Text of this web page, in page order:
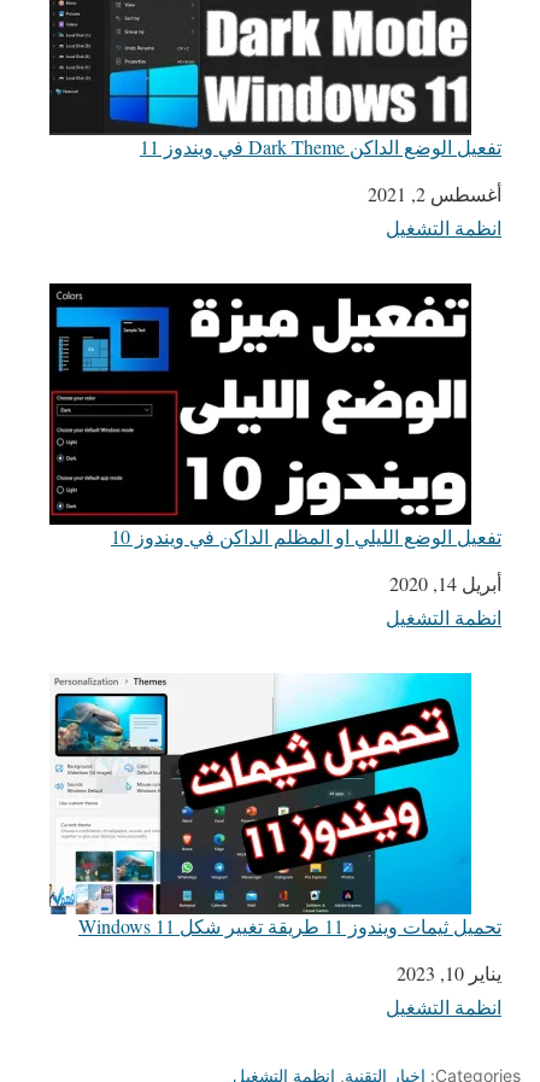
تفعيل الوضع الداكن Dark Theme في ويندوز 11
التاريخ
أغسطس 2, 2021
في ما يتعلق بما يأتي
انظمة التشغيل
تفعيل الوضع الليلي او المظلم الداكن في ويندوز 10
التاريخ
أبريل 14, 2020
في ما يتعلق بما يأتي
انظمة التشغيل
تحميل ثيمات ويندوز 11 طريقة تغيير شكل Windows 11
التاريخ
يناير 10, 2023
في ما يتعلق بما يأتي
انظمة التشغيل
Categories: اخبار التقنية, انظمة التشغيل